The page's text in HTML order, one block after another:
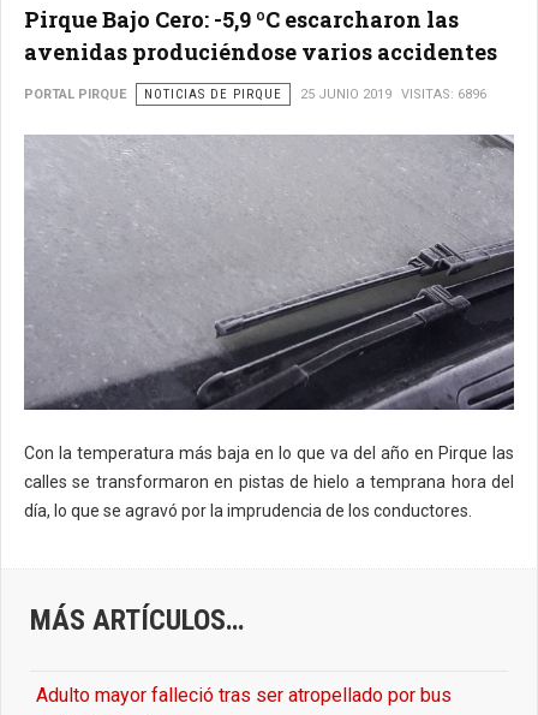
Pirque Bajo Cero: -5,9 ºC escarcharon las
avenidas produciéndose varios accidentes
PORTAL PIRQUE NOTICIAS DE PIRQUE 25 JUNIO 2019 VISITAS: 6896
Con la temperatura más baja en lo que va del año en Pirque las
calles se transformaron en pistas de hielo a temprana hora del
día, lo que se agravó por la imprudencia de los conductores.
MÁS ARTÍCULOS…
Adulto mayor falleció tras ser atropellado por bus